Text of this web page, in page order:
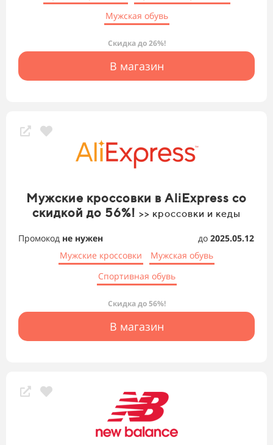
Мужская обувь
Скидка до 26%!
В магазин
Мужские кроссовки в AliExpress со
скидкой до 56%! >> кроссовки и кеды
Промокод не нужен до 2025.05.12
Мужские кроссовки
Мужская обувь
Спортивная обувь
Скидка до 56%!
В магазин